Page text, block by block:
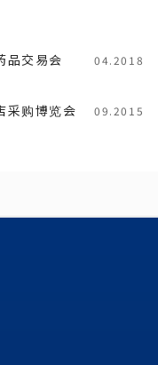
品交易会 04.2018
采购博览会 09.2015